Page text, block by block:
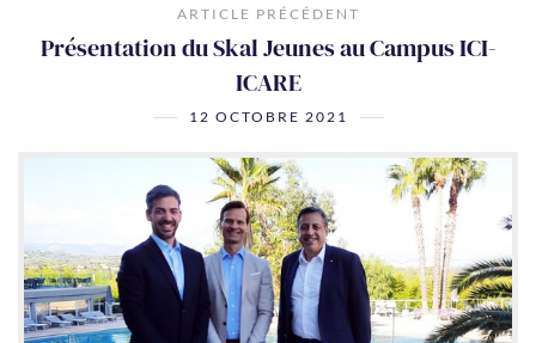
ARTICLE PRÉCÉDENT
Présentation du Skal Jeunes au Campus ICI-
ICARE
12 OCTOBRE 2021